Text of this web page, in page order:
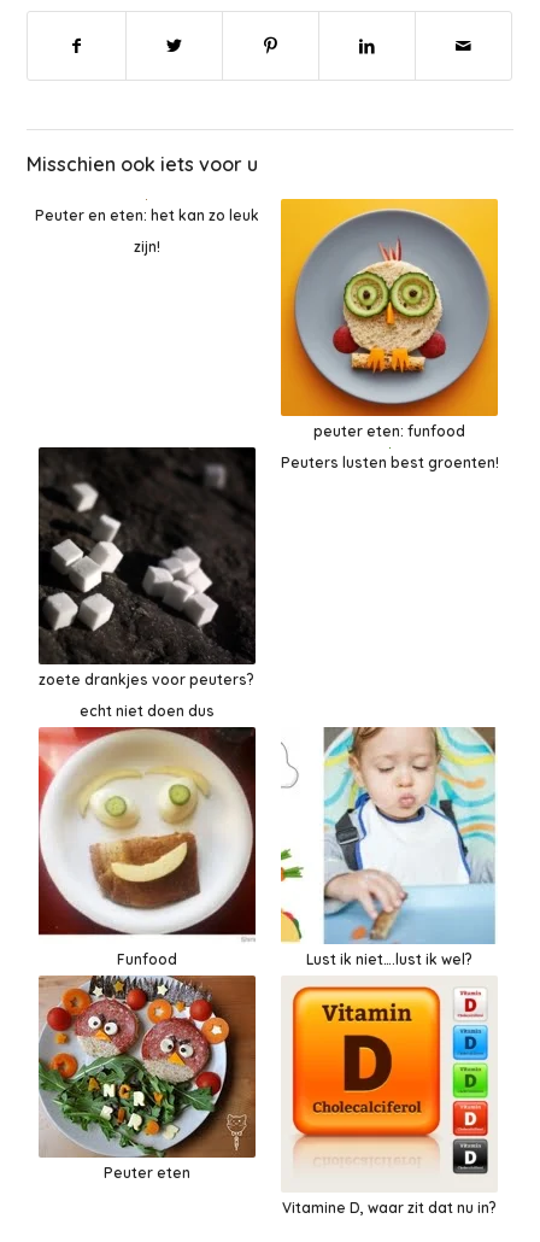
Misschien ook iets voor u
Peuter en eten: het kan zo leuk
zijn!
peuter eten: funfood
zoete drankjes voor peuters?
echt niet doen dus
Peuters lusten best groenten!
Funfood Lust ik niet….lust ik wel?
Peuter eten
Vitamine D, waar zit dat nu in?